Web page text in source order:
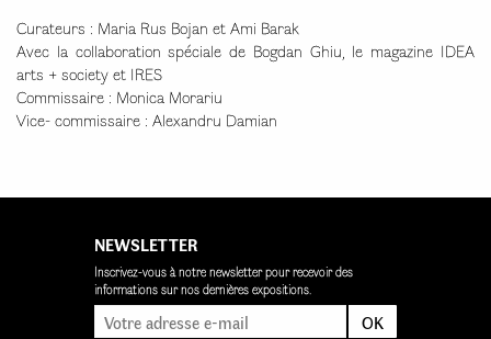
Curateurs : Maria Rus Bojan et Ami Barak
Avec la collaboration spéciale de Bogdan Ghiu, le magazine IDEA
arts + society et IRES
Commissaire : Monica Morariu
Vice- commissaire : Alexandru Damian
NEWSLETTER
Inscrivez-vous à notre newsletter pour recevoir des
informations sur nos dernières expositions.
OK